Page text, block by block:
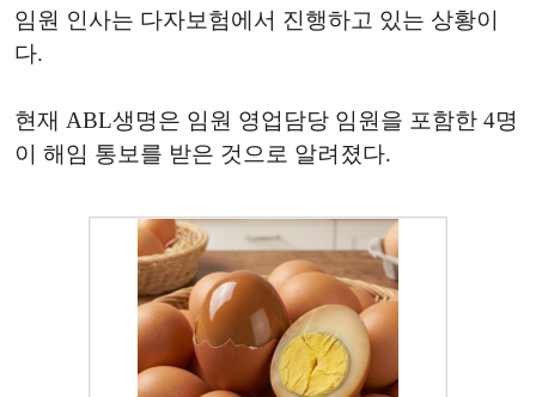
임원 인사는 다자보험에서 진행하고 있는 상황이
다.
현재 ABL생명은 임원 영업담당 임원을 포함한 4명
이 해임 통보를 받은 것으로 알려졌다.